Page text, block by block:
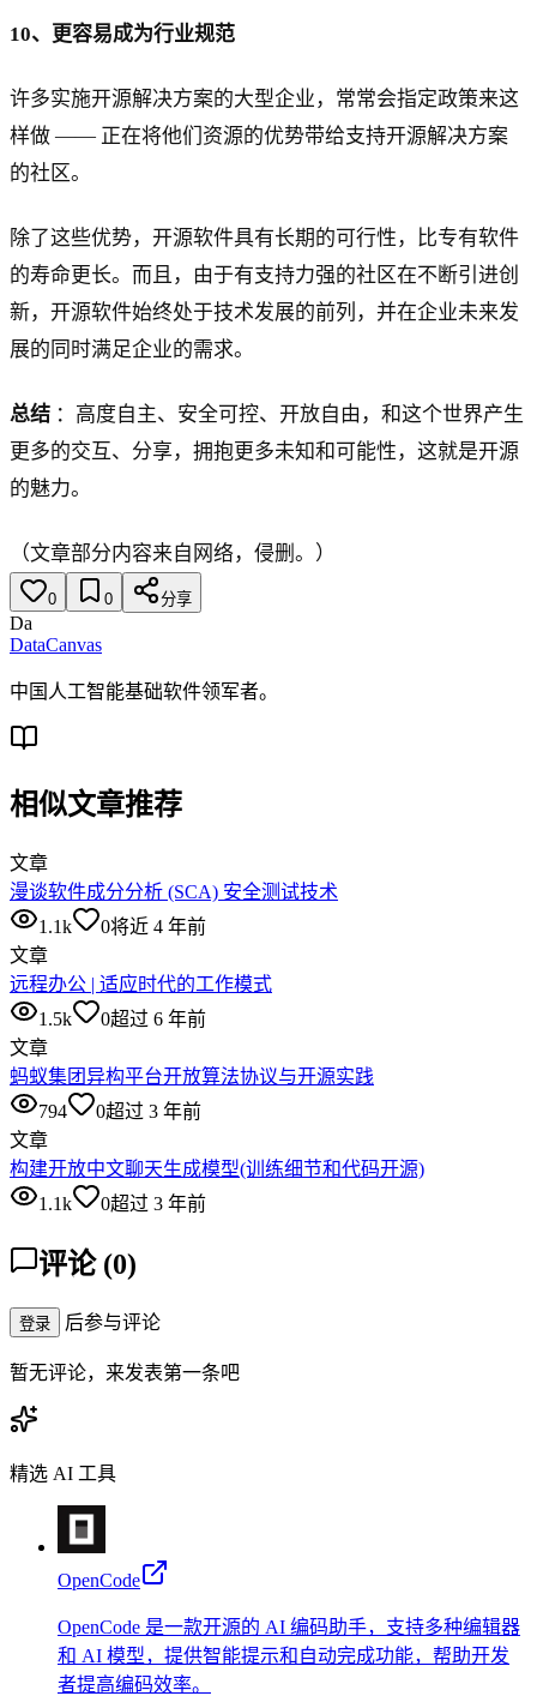
10、更容易成为行业规范
许多实施开源解决方案的大型企业，常常会指定政策来这
样做 —— 正在将他们资源的优势带给支持开源解决方案
的社区。
除了这些优势，开源软件具有长期的可行性，比专有软件
的寿命更长。而且，由于有支持力强的社区在不断引进创
新，开源软件始终处于技术发展的前列，并在企业未来发
展的同时满足企业的需求。
总结 ：高度自主、安全可控、开放自由，和这个世界产生
更多的交互、分享，拥抱更多未知和可能性，这就是开源
的魅力。
（文章部分内容来自网络，侵删。）
0 0 分享
Da
DataCanvas
中国人工智能基础软件领军者。
相似文章推荐
文章
漫谈软件成分分析 (SCA) 安全测试技术
1.1k
0将近 4 年前
文章
远程办公 | 适应时代的工作模式
1.5k
0超过 6 年前
文章
蚂蚁集团异构平台开放算法协议与开源实践
794
0超过 3 年前
文章
构建开放中文聊天生成模型(训练细节和代码开源)
1.1k
0超过 3 年前
评论 (0)
登录 后参与评论
暂无评论，来发表第一条吧
精选 AI 工具
OpenCode
OpenCode 是一款开源的 AI 编码助手，支持多种编辑器
和 AI 模型，提供智能提示和自动完成功能，帮助开发
者提高编码效率。